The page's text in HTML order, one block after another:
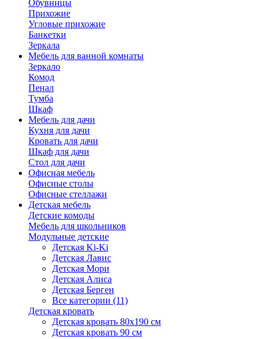
Обувницы
Прихожие
Угловые прихожие
Банкетки
Зеркала
Мебель для ванной комнаты
Зеркало
Комод
Пенал
Тумба
Шкаф
Мебель для дачи
Кухня для дачи
Кровать для дачи
Шкаф для дачи
Стол для дачи
Офисная мебель
Офисные столы
Офисные стеллажи
Детская мебель
Детские комоды
Мебель для школьников
Модульные детские
Детская Ki-Ki
Детская Лавис
Детская Мори
Детская Алиса
Детская Берген
Все категории (11)
Детская кровать
Детская кровать 80х190 см
Детская кровать 90 см